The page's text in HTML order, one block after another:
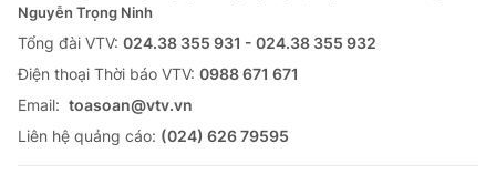
Nguyễn Trọng Ninh
Tổng đài VTV: 024.38 355 931 - 024.38 355 932
Ðiện thoại Thời báo VTV: 0988 671 671
Email: toasoan@vtv.vn
Liên hệ quảng cáo: (024) 626 79595